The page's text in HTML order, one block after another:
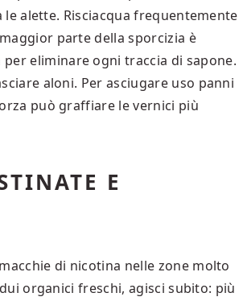
alette. Risciacqua frequentemente
parte della sporcizia è
eliminare ogni traccia di sapone.
aloni. Per asciugare uso panni
può graffiare le vernici più
E
di nicotina nelle zone molto
organici freschi, agisci subito: più